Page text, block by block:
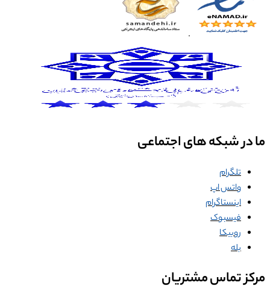
ما در شبکه های اجتماعی
تلگرام
واتس اپ
اینستاگرام
فیسبوک
روبیکا
بله
مرکز تماس مشتریان